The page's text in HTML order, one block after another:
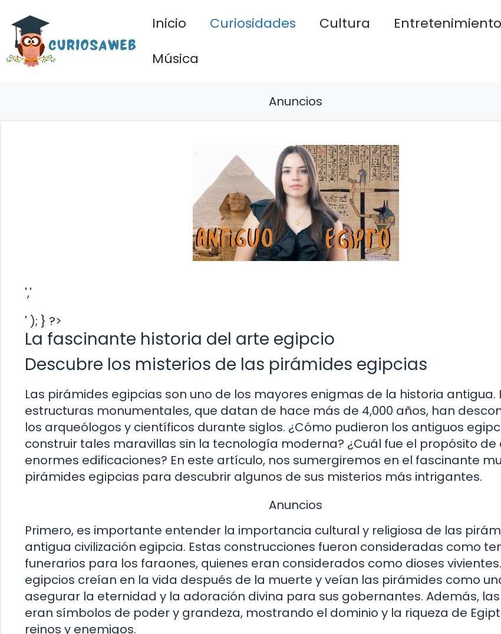
contenido
Inicio Curiosidades Cultura Entretenimiento
Música
Anuncios
','
' ); } ?>
La fascinante historia del arte egipcio
Descubre los misterios de las pirámides egipcias
Las pirámides egipcias son uno de los mayores enigmas de la historia antigua.
estructuras monumentales, que datan de hace más de 4,000 años, han
los arqueólogos y científicos durante siglos. ¿Cómo pudieron los antiguos
construir tales maravillas sin la tecnología moderna? ¿Cuál fue el propósito de
enormes edificaciones? En este artículo, nos sumergiremos en el fascinante
pirámides egipcias para descubrir algunos de sus misterios más intrigantes.
Anuncios
Primero, es importante entender la importancia cultural y religiosa de las
antigua civilización egipcia. Estas construcciones fueron consideradas como
funerarios para los faraones, quienes eran considerados como dioses
egipcios creían en la vida después de la muerte y veían las pirámides como
asegurar la eternidad y la adoración divina para sus gobernantes. Además,
eran símbolos de poder y grandeza, mostrando el dominio y la riqueza de
reinos y enemigos.